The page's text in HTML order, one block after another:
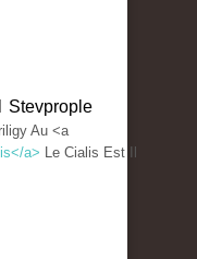
Stevprople
Au <a
a> Le Cialis Est Il